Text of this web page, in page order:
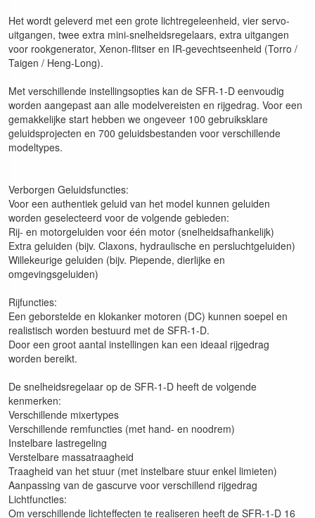
Het wordt geleverd met een grote lichtregeleenheid, vier servo-
uitgangen, twee extra mini-snelheidsregelaars, extra uitgangen
voor rookgenerator, Xenon-flitser en IR-gevechtseenheid (Torro /
Taigen / Heng-Long).
Met verschillende instellingsopties kan de SFR-1-D eenvoudig
worden aangepast aan alle modelvereisten en rijgedrag. Voor een
gemakkelijke start hebben we ongeveer 100 gebruiksklare
geluidsprojecten en 700 geluidsbestanden voor verschillende
modeltypes.
Verborgen Geluidsfuncties:
Voor een authentiek geluid van het model kunnen geluiden
worden geselecteerd voor de volgende gebieden:
Rij- en motorgeluiden voor één motor (snelheidsafhankelijk)
Extra geluiden (bijv. Claxons, hydraulische en persluchtgeluiden)
Willekeurige geluiden (bijv. Piepende, dierlijke en
omgevingsgeluiden)
Rijfuncties:
Een geborstelde en klokanker motoren (DC) kunnen soepel en
realistisch worden bestuurd met de SFR-1-D.
Door een groot aantal instellingen kan een ideaal rijgedrag
worden bereikt.
De snelheidsregelaar op de SFR-1-D heeft de volgende
kenmerken:
Verschillende mixertypes
Verschillende remfuncties (met hand- en noodrem)
Instelbare lastregeling
Verstelbare massatraagheid
Traagheid van het stuur (met instelbare stuur enkel limieten)
Aanpassing van de gascurve voor verschillend rijgedrag
Lichtfuncties:
Om verschillende lichteffecten te realiseren heeft de SFR-1-D 16